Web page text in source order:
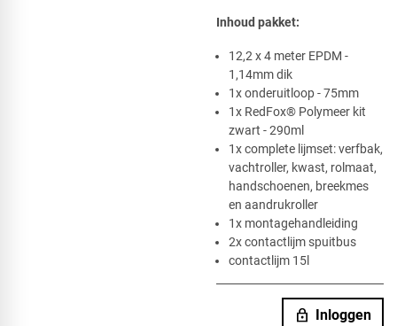
Inhoud p​akket:​
​12,2 x 4 meter EPDM -
1,14mm dik
1x onderuitloop - 75mm
1x RedFox® Polymeer kit
zwart - 290ml
1x complete lijmset: verfbak,
vachtroller, kwast, rolmaat,
handschoenen, breekmes
en aandrukroller
1x montagehandleiding
2x contactlijm spuitbus
contactlijm 15l
lock Inloggen